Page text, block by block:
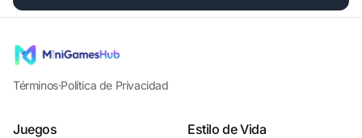
Play 1942 Pacific Front online free. war game, no
Términos·Política de Privacidad
Juegos Estilo de Vida